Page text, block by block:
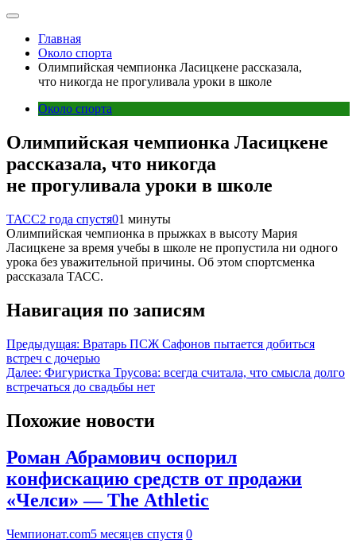
Главная
Около спорта
Олимпийская чемпионка Ласицкене рассказала,
что никогда не прогуливала уроки в школе
Около спорта
Олимпийская чемпионка Ласицкене
рассказала, что никогда
не прогуливала уроки в школе
ТАСС2 года спустя01 минуты
Олимпийская чемпионка в прыжках в высоту Мария
Ласицкене за время учебы в школе не пропустила ни одного
урока без уважительной причины. Об этом спортсменка
рассказала ТАСС.
Навигация по записям
Предыдущая: Вратарь ПСЖ Сафонов пытается добиться
встреч с дочерью
Далее: Фигуристка Трусова: всегда считала, что смысла долго
встречаться до свадьбы нет
Похожие новости
Роман Абрамович оспорил
конфискацию средств от продажи
«Челси» — The Athletic
Чемпионат.com5 месяцев спустя 0